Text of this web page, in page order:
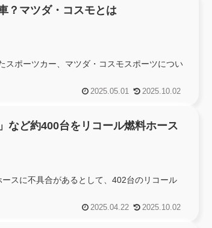
？マツダ・コスモとは
スポーツカー、マツダ・コスモスポーツについ
2025.05.01 2025.10.02
など約400台をリコール燃料ホース
スに不具合があるとして、402台のリコール
2025.04.22 2025.10.02